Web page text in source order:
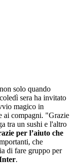
solo quando
sera ha invitato
magico in
ai compagni. "Grazie
tra un sushi e l'altro
per l’aiuto che
che
di fare gruppo per
.